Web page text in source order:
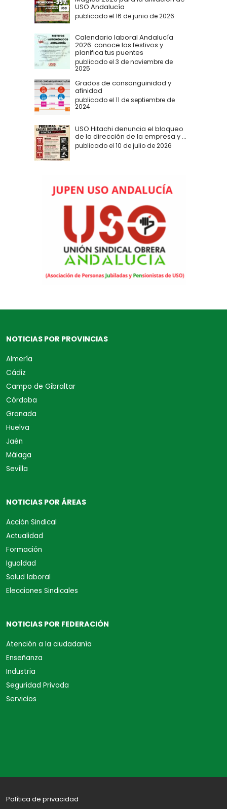
USO Andalucía
publicado el 16 de junio de 2026
Calendario laboral Andalucía
2026: conoce los festivos y
planifica tus puentes
publicado el 3 de noviembre de
2025
Grados de consanguinidad y
afinidad
publicado el 11 de septiembre de
2024
USO Hitachi denuncia el bloqueo
de la dirección de la empresa y ...
publicado el 10 de julio de 2026
NOTICIAS POR PROVINCIAS
Almería
Cádiz
Campo de Gibraltar
Córdoba
Granada
Huelva
Jaén
Málaga
Sevilla
NOTICIAS POR ÁREAS
Acción Sindical
Actualidad
Formación
Igualdad
Salud laboral
Elecciones Sindicales
NOTICIAS POR FEDERACIÓN
Atención a la ciudadanía
Enseñanza
Industria
Seguridad Privada
Servicios
Política de privacidad